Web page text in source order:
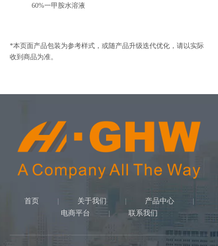
60%一甲胺水溶液
*本页面产品包装为参考样式，或随产品升级迭代优化，请以实际
收到商品为准。
首页 关于我们 产品中心
电商平台 联系我们